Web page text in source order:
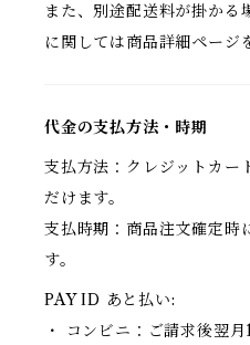
また、別途配送料が掛かる
に関しては商品詳細ページ
代金の支払方法・時期
支払方法：クレジットカー
だけます。
支払時期：商品注文確定時
す。
PAY ID あと払い:
・ コンビニ：ご請求後翌